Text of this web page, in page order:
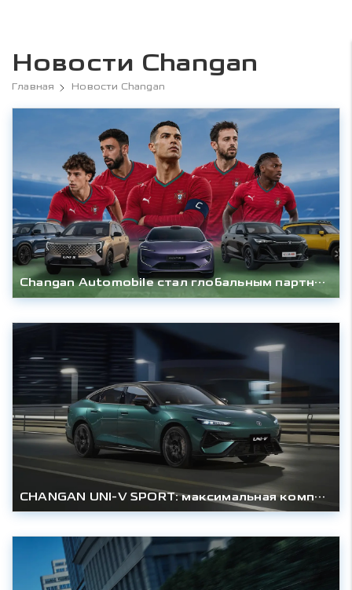
Новости Changan
Главная Новости Changan
Changan Automobile стал глобальным партнёром сборной Португалии по футболу
CHANGAN UNI-V SPORT: максимальная комплектация для спортивного седана без компромиссов